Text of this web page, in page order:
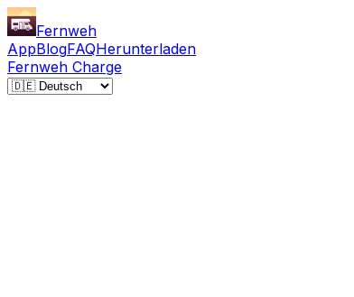
Fernweh
AppBlogFAQHerunterladen
Fernweh Charge